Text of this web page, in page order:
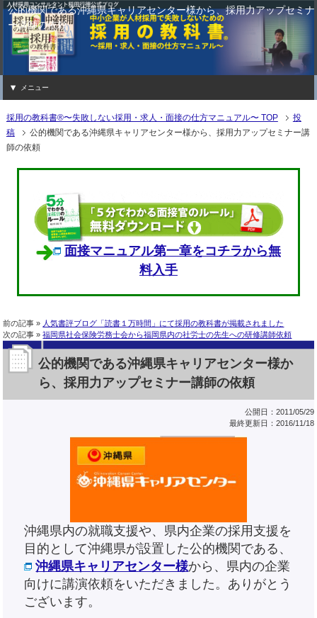
公的機関である沖縄県キャリアセンター様から、採用力アップセミナ
ー講師の依頼
メニュー
採用の教科書®〜失敗しない採用・求人・面接の仕方マニュアル〜 TOP
投
稿
公的機関である沖縄県キャリアセンター様から、採用力アップセミナー講
師の依頼
面接マニュアル第一章をコチラから無
料入手
前の記事 » 人気書評ブログ「読書１万時間」にて採用の教科書が掲載されました
次の記事 »福岡県社会保険労務士会から福岡県内の社労士の先生への研修講師依頼
公的機関である沖縄県キャリアセンター様か
ら、採用力アップセミナー講師の依頼
公開日：2011/05/29
最終更新日：2016/11/18
沖縄県内の就職支援や、県内企業の採用支援を
目的として沖縄県が設置した公的機関である、
沖縄県キャリアセンター様から、県内の企業
向けに講演依頼をいただきました。ありがとう
ございます。